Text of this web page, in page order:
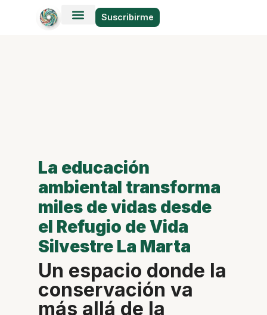
Suscribirme
La educación
ambiental transforma
miles de vidas desde
el Refugio de Vida
Silvestre La Marta
Un espacio donde la
conservación va
más allá de la